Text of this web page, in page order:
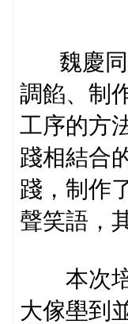
魏慶同
調餡、制
工序的方
踐相結合
踐，制作
聲笑語，
本次培
大傢壆到